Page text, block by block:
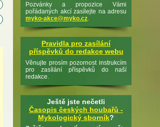
Pozvánky a propozice Vámi
pořádaných akcí zasílejte na adresu
myko-akce@myko.cz.
Pravidla pro zasílání
příspěvků do redakce webu
Věnujte prosím pozornost instrukcím
pro zasílání příspěvků do naší
redakce.
Ještě jste nečetli
Časopis českých houbařů -
Mykologický sborník?